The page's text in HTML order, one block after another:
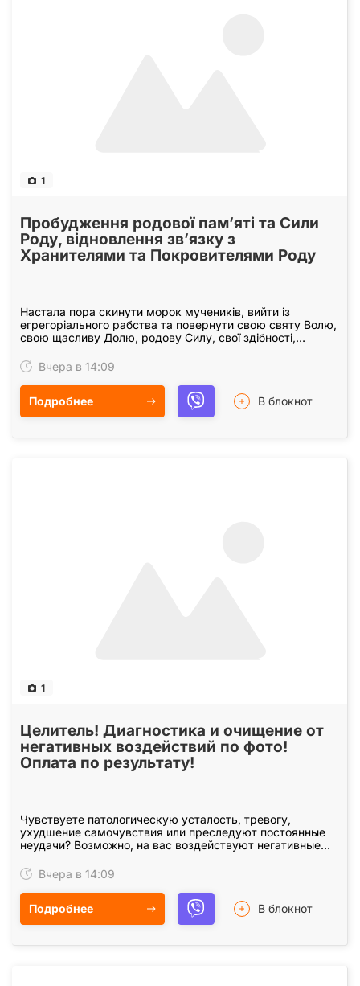
1
Пробудження родової пам’яті та Сили
Роду, відновлення зв’язку з
Хранителями та Покровителями Роду
Настала пора скинути морок мучеників, вийти із
егрегоріального рабства та повернути свою святу Волю,
свою щасливу Долю, родову Силу, свої здібності,
Вчера в 14:09
Подробнее В блокнот
1
Целитель! Диагностика и очищение от
негативных воздействий по фото!
Оплата по результату!
Чувствуете патологическую усталость, тревогу,
ухудшение самочувствия или преследуют постоянные
неудачи? Возможно, на вас воздействуют негативные
Вчера в 14:09
Подробнее В блокнот